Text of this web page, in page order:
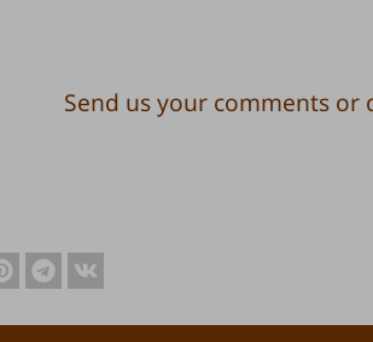
Send us your comments or